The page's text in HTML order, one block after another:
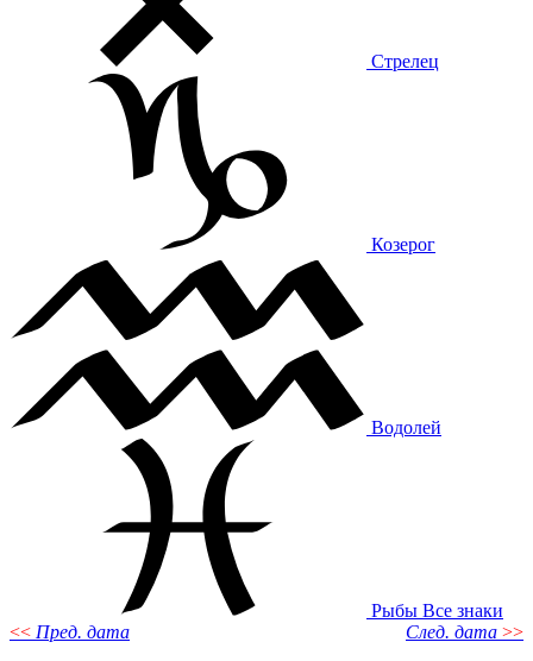
Стрелец
Козерог
Водолей
Рыбы Все знаки
<< Пред. дата След. дата >>